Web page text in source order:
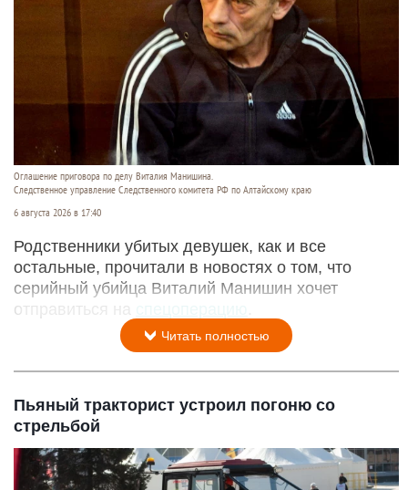
Оглашение приговора по делу Виталия Манишина.
Следственное управление Следственного комитета РФ по Алтайскому краю
6 августа 2026 в 17:40
Родственники убитых девушек, как и все
остальные, прочитали в новостях о том, что
серийный убийца Виталий Манишин хочет
отправиться на
Читать полностью
Пьяный тракторист устроил погоню со
стрельбой